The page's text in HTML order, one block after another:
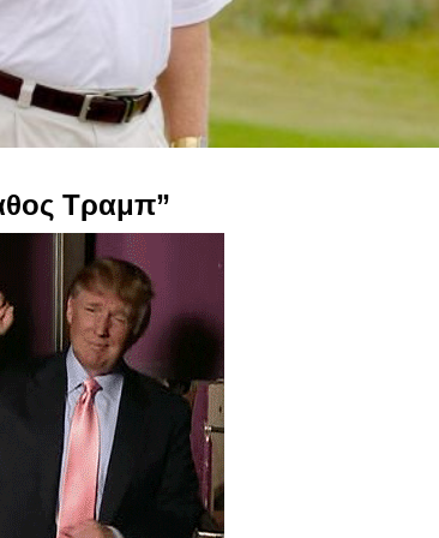
Τραμπ”